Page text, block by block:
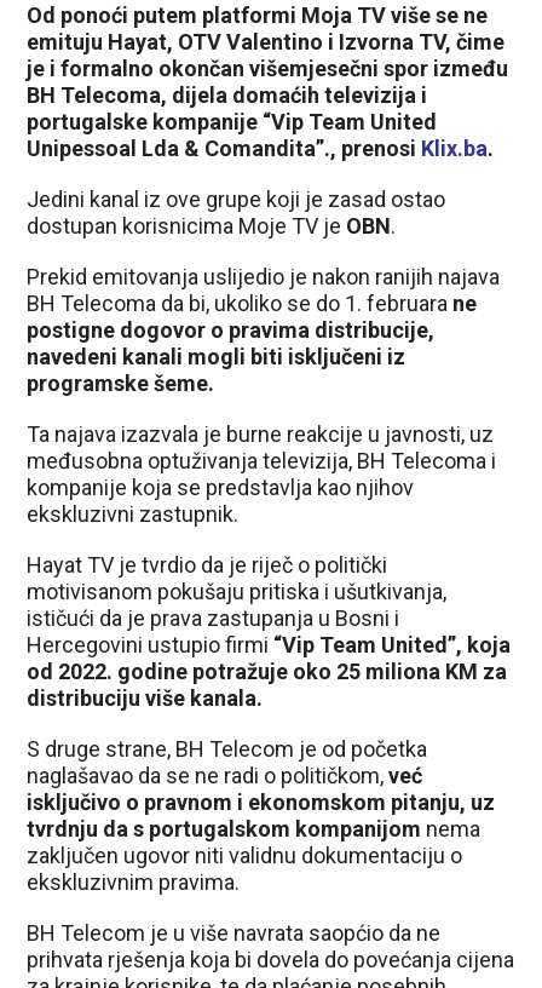
Od ponoći putem platformi Moja TV više se ne
emituju Hayat, OTV Valentino i Izvorna TV, čime
je i formalno okončan višemjesečni spor između
BH Telecoma, dijela domaćih televizija i
portugalske kompanije “Vip Team United
Unipessoal Lda & Comandita”., prenosi Klix.ba.
Jedini kanal iz ove grupe koji je zasad ostao
dostupan korisnicima Moje TV je OBN.
Prekid emitovanja uslijedio je nakon ranijih najava
BH Telecoma da bi, ukoliko se do 1. februara ne
postigne dogovor o pravima distribucije,
navedeni kanali mogli biti isključeni iz
programske šeme.
Ta najava izazvala je burne reakcije u javnosti, uz
međusobna optuživanja televizija, BH Telecoma i
kompanije koja se predstavlja kao njihov
ekskluzivni zastupnik.
Hayat TV je tvrdio da je riječ o politički
motivisanom pokušaju pritiska i ušutkivanja,
ističući da je prava zastupanja u Bosni i
Hercegovini ustupio firmi “Vip Team United”, koja
od 2022. godine potražuje oko 25 miliona KM za
distribuciju više kanala.
S druge strane, BH Telecom je od početka
naglašavao da se ne radi o političkom,već
isključivo o pravnom i ekonomskom pitanju, uz
tvrdnju da s portugalskom kompanijom nema
zaključen ugovor niti validnu dokumentaciju o
ekskluzivnim pravima.
BH Telecom je u više navrata saopćio da ne
prihvata rješenja koja bi dovela do povećanja cijena